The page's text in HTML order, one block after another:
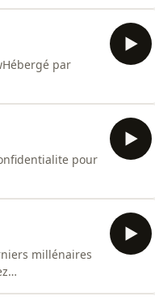
par
pour
millénaires